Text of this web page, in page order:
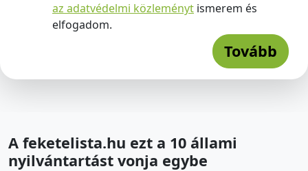
az adatvédelmi közleményt ismerem és
elfogadom.
Tovább
A feketelista.hu ezt a 10 állami
nyilvántartást vonja egybe